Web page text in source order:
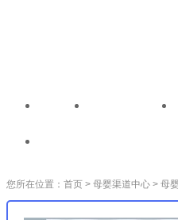
首页 全国性连锁
您所在位置： 首页 > 母婴渠道中心 > 母